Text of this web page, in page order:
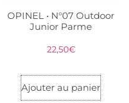
OPINEL • N°07 Outdoor
Junior Parme
22,50€
Ajouter au panier